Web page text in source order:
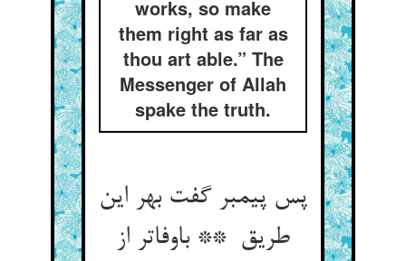
works, so make
them right as far as
thou art able.” The
Messenger of Allah
spake the truth.
پس پیمبر گفت بهر این
طریق ** باوفاتر از